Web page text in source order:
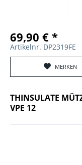
69,90 € *
Artikelnr. DP2319FE
MERKEN
THINSULATE
VPE 12